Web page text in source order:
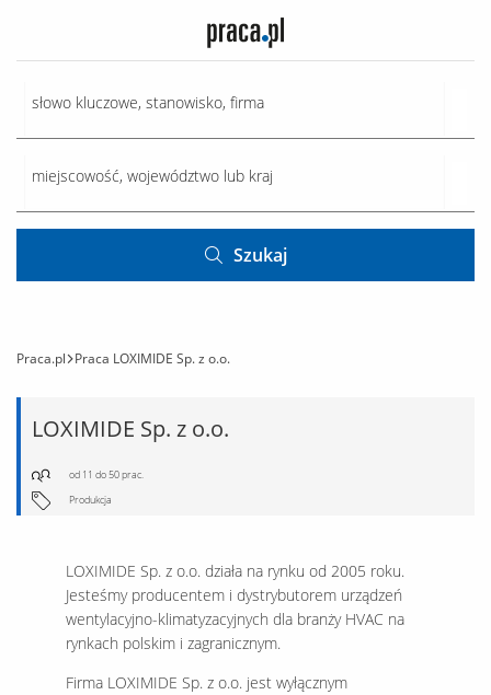
Szukaj
Praca.pl Praca LOXIMIDE Sp. z o.o.
LOXIMIDE Sp. z o.o.
od 11 do 50 prac.
Produkcja
LOXIMIDE Sp. z o.o. działa na rynku od 2005 roku.
Jesteśmy producentem i dystrybutorem urządzeń
wentylacyjno-klimatyzacyjnych dla branży HVAC na
rynkach polskim i zagranicznym.
Firma LOXIMIDE Sp. z o.o. jest wyłącznym